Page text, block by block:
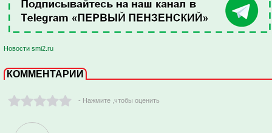
Новости smi2.ru
КОММЕНТАРИИ
- Нажмите ,чтобы оценить